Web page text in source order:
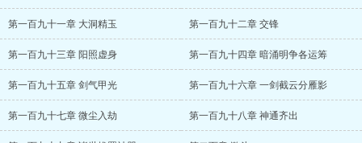
第一百九十一章 大洞精玉 第一百九十二章 交锋
第一百九十三章 阳照虚身 第一百九十四章 暗涌明争各运筹
第一百九十五章 剑气甲光 第一百九十六章 一剑截云分雁影
第一百九十七章 微尘入劫 第一百九十八章 神通齐出